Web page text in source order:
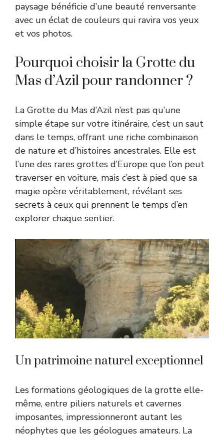
paysage bénéficie d’une beauté renversante
avec un éclat de couleurs qui ravira vos yeux
et vos photos.
Pourquoi choisir la Grotte du
Mas d’Azil pour randonner ?
La Grotte du Mas d’Azil n’est pas qu’une
simple étape sur votre itinéraire, c’est un saut
dans le temps, offrant une riche combinaison
de nature et d’histoires ancestrales. Elle est
l’une des rares grottes d’Europe que l’on peut
traverser en voiture, mais c’est à pied que sa
magie opère véritablement, révélant ses
secrets à ceux qui prennent le temps d’en
explorer chaque sentier.
Un patrimoine naturel exceptionnel
Les formations géologiques de la grotte elle-
même, entre piliers naturels et cavernes
imposantes, impressionneront autant les
néophytes que les géologues amateurs. La